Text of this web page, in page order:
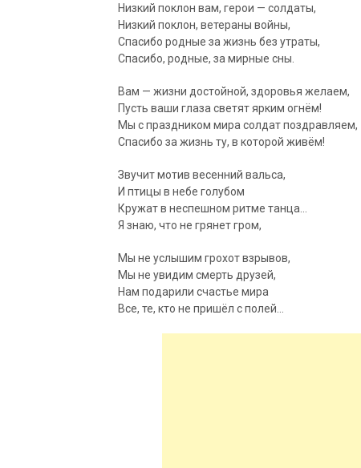
Низкий поклон вам, герои — солдаты,
Низкий поклон, ветераны войны,
Спасибо родные за жизнь без утраты,
Спасибо, родные, за мирные сны.
Вам — жизни достойной, здоровья желаем,
Пусть ваши глаза светят ярким огнём!
Мы с праздником мира солдат поздравляем,
Спасибо за жизнь ту, в которой живём!
Звучит мотив весенний вальса,
И птицы в небе голубом
Кружат в неспешном ритме танца…
Я знаю, что не грянет гром,
Мы не услышим грохот взрывов,
Мы не увидим смерть друзей,
Нам подарили счастье мира
Все, те, кто не пришёл с полей…